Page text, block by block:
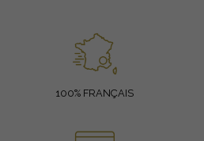
100% FRANÇAIS